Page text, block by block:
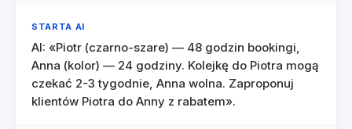
STARTA AI
AI: «Piotr (czarno-szare) — 48 godzin bookingi,
Anna (kolor) — 24 godziny. Kolejkę do Piotra mogą
czekać 2-3 tygodnie, Anna wolna. Zaproponuj
klientów Piotra do Anny z rabatem».